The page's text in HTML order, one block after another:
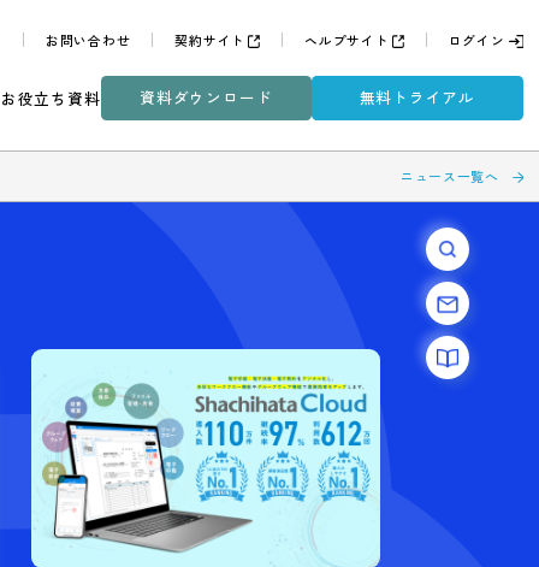
よくある質問 お問い合わせ 契約サイト ヘルプサ
ナーDXコラム お役立ち資料 資料ダウンロード